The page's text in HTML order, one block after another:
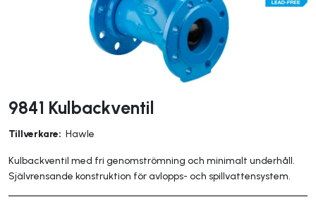
9841 Kulbackventil
Tillverkare: Hawle
Kulbackventil med fri genomströmning och minimalt underhåll.
Självrensande konstruktion för avlopps- och spillvattensystem.